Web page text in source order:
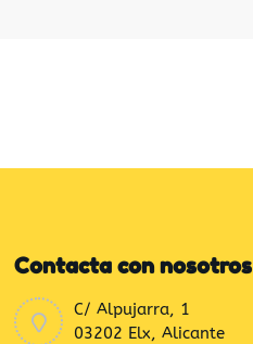
Contacta con nosotros
C/ Alpujarra, 1
03202 Elx, Alicante